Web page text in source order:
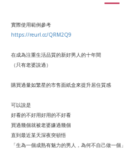
實際使用範例參考
https://reurl.cc/QRM2Q9
在成為注重生活品質的新好男人的十年間
（只有老婆說過）
購買過量如繁星的市售面紙盒來提升居住質感
可以說是
好看的不好用好用的不好看
買過幾個就被老婆嫌過幾個
直到最近某天深夜突頓悟
「生為一個成熟有魅力的男人，為何不自己做一個」